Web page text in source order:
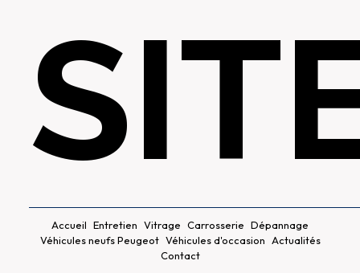
Accueil Entretien Vitrage Carrosserie Dépannage
Véhicules neufs Peugeot Véhicules d'occasion Actualités
Contact